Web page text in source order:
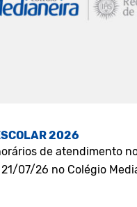
2026
de atendimento
07/26 no Colégio